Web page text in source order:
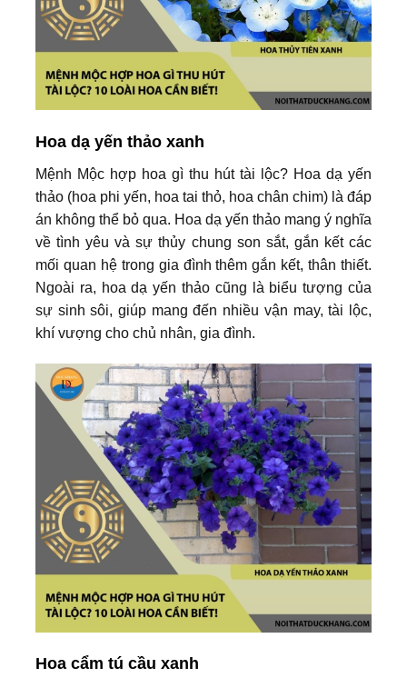
Hoa dạ yến thảo xanh
Mệnh Mộc hợp hoa gì thu hút tài lộc? Hoa dạ yến
thảo (hoa phi yến, hoa tai thỏ, hoa chân chim) là đáp
án không thể bỏ qua. Hoa dạ yến thảo mang ý nghĩa
về tình yêu và sự thủy chung son sắt, gắn kết các
mối quan hệ trong gia đình thêm gắn kết, thân thiết.
Ngoài ra, hoa dạ yến thảo cũng là biểu tượng của
sự sinh sôi, giúp mang đến nhiều vận may, tài lộc,
khí vượng cho chủ nhân, gia đình.
Hoa cẩm tú cầu xanh